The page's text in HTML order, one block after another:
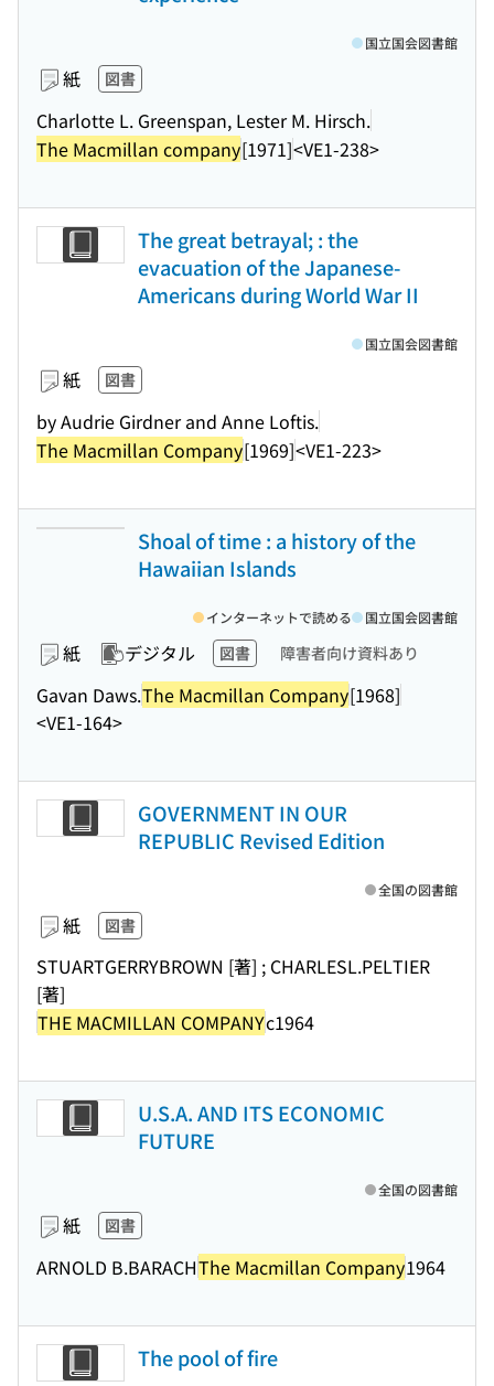
紙 図書
Charlotte L. Greenspan, Lester M. Hirsch.
The Macmillan company[1971]<VE1-238>
国立国会図書館
The great betrayal; : the
evacuation of the Japanese-
Americans during World War II
紙 図書
by Audrie Girdner and Anne Loftis.
The Macmillan Company[1969]<VE1-223>
国立国会図書館
Shoal of time : a history of the
Hawaiian Islands
紙 デジタル 図書 障害者向け資料あり
Gavan Daws.The Macmillan Company[1968]
<VE1-164>
インターネットで読める 国立国会図書館
GOVERNMENT IN OUR
REPUBLIC Revised Edition
紙 図書
STUARTGERRYBROWN [著] ; CHARLESL.PELTIER
[著]
THE MACMILLAN COMPANYc1964
全国の図書館
U.S.A. AND ITS ECONOMIC
FUTURE
紙 図書
ARNOLD B.BARACHThe Macmillan Company1964
全国の図書館
The pool of fire